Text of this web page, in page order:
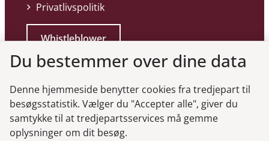
Privatlivspolitik
Whistleblower
Genveje
Du bestemmer over dine data
Denne hjemmeside benytter cookies fra tredjepart til
besøgsstatistik. Vælger du "Accepter alle", giver du
samtykke til at tredjepartsservices må gemme
oplysninger om dit besøg.